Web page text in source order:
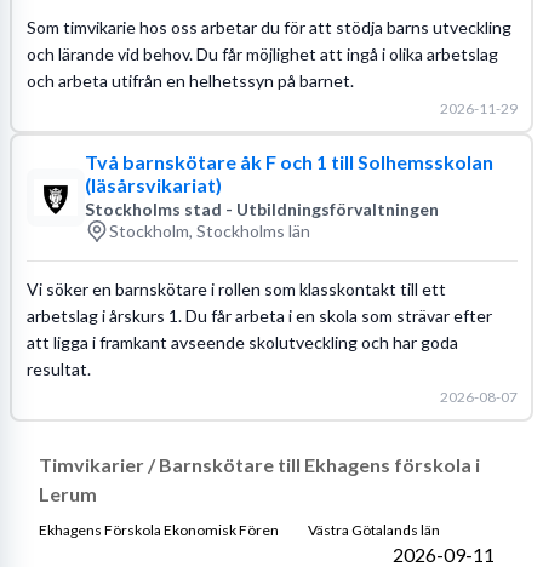
Som timvikarie hos oss arbetar du för att stödja barns utveckling
och lärande vid behov. Du får möjlighet att ingå i olika arbetslag
och arbeta utifrån en helhetssyn på barnet.
2026-11-29
Två barnskötare åk F och 1 till Solhemsskolan
(läsårsvikariat)
Stockholms stad - Utbildningsförvaltningen
Stockholm, Stockholms län
Vi söker en barnskötare i rollen som klasskontakt till ett
arbetslag i årskurs 1. Du får arbeta i en skola som strävar efter
att ligga i framkant avseende skolutveckling och har goda
resultat.
2026-08-07
Timvikarier / Barnskötare till Ekhagens förskola i
Lerum
Ekhagens Förskola Ekonomisk Fören Västra Götalands län
2026-09-11